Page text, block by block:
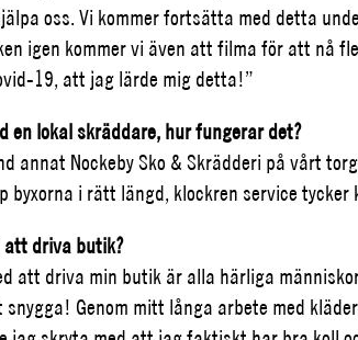
oss.Vi kommer fortsätta med detta
igen kommer vi även att filma för att nå
19, att jag lärde mig detta!”
en lokal skräddare, hur fungerar det?
annat Nockeby Sko & Skrädderi på vårt
byxorna i rätt längd, klockren service tycker
att driva butik?
att driva min butik är alla härliga
snygga! Genom mitt långa arbete med